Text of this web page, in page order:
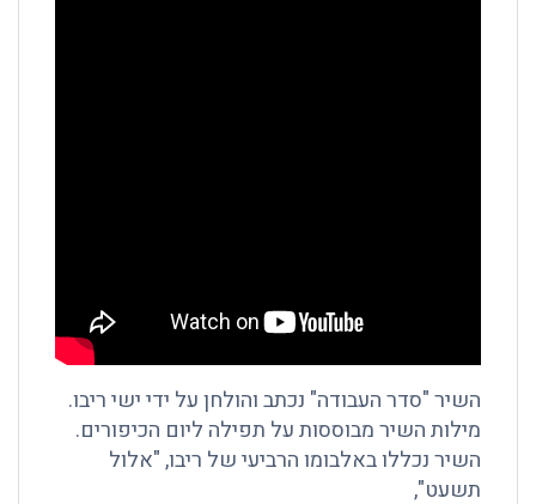
השיר "סדר העבודה" נכתב והולחן על ידי ישי ריבו.
מילות השיר מבוססות על תפילה ליום הכיפורים.
השיר נכללו באלבומו הרביעי של ריבו, "אלול
תשעט",